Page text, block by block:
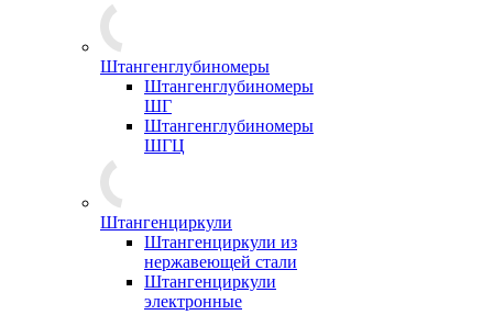
Штангенглубиномеры
Штангенглубиномеры
ШГ
Штангенглубиномеры
ШГЦ
Штангенциркули
Штангенциркули из
нержавеющей стали
Штангенциркули
электронные